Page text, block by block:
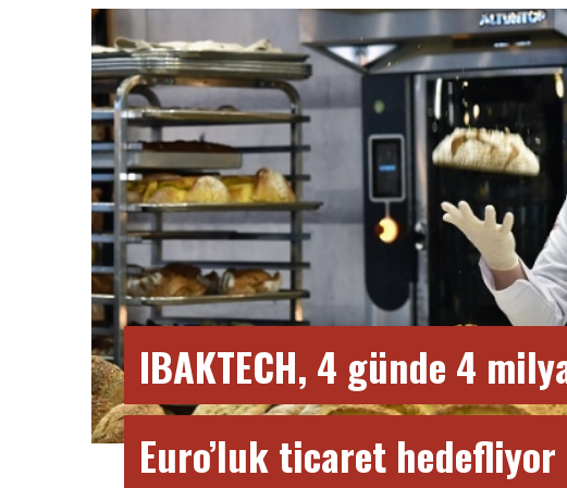
IBAKTECH, 4 günde 4
Euro’luk ticaret hedefliyor